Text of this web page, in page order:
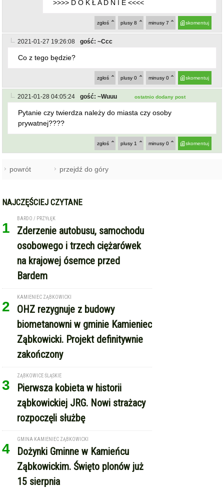
>>>> D O K Ł A D N I E <<<<
skomentuj
minusy 7
plusy 8
zgłoś
2021-01-27 19:26:08 gość: ~Ccc
Co z tego będzie?
skomentuj
minusy 0
plusy 0
zgłoś
2021-01-28 04:05:24 gość: ~Wuuu ostatnio dodany post
Pytanie czy twierdza należy do miasta czy osoby
prywatnej????
skomentuj
minusy 0
plusy 1
zgłoś
powrót przejdź do góry
NAJCZĘŚCIEJ CZYTANE
1
BARDO / PRZYŁĘK
Zderzenie autobusu, samochodu
osobowego i trzech ciężarówek
na krajowej ósemce przed
Bardem
2
KAMIENIEC ZĄBKOWICKI
OHZ rezygnuje z budowy
biometanowni w gminie Kamieniec
Ząbkowicki. Projekt definitywnie
zakończony
3
ZĄBKOWICE ŚLĄSKIE
Pierwsza kobieta w historii
ząbkowickiej JRG. Nowi strażacy
rozpoczęli służbę
4
GMINA KAMIENIEC ZĄBKOWICKI
Dożynki Gminne w Kamieńcu
Ząbkowickim. Święto plonów już
15 sierpnia